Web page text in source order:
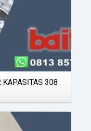
KAPASITAS 308